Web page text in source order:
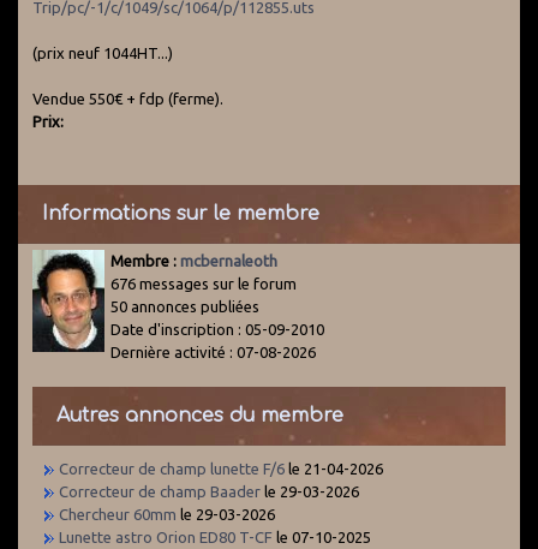
Trip/pc/-1/c/1049/sc/1064/p/112855.uts
(prix neuf 1044HT...)
Vendue 550€ + fdp (ferme).
Prix:
Informations sur le membre
Membre :mcbernaleoth
676 messages sur le forum
50 annonces publiées
Date d'inscription : 05-09-2010
Dernière activité : 07-08-2026
Autres annonces du membre
Correcteur de champ lunette F/6 le 21-04-2026
Correcteur de champ Baader le 29-03-2026
Chercheur 60mm le 29-03-2026
Lunette astro Orion ED80 T-CF le 07-10-2025